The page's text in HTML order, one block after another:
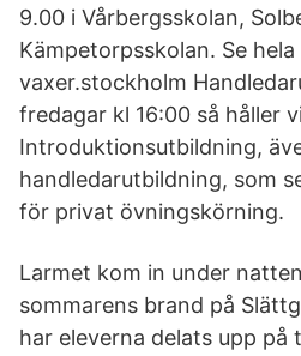
9.00 i Vårbergsskolan,
Kämpetorpsskolan. Se
vaxer.stockholm
fredagar kl 16:00 så håller
Introduktionsutbildning,
handledarutbildning, som
för privat övningskörning.
Larmet kom in under
sommarens brand på
har eleverna delats upp på